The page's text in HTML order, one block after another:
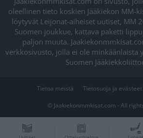
oleellinen tieto koskien Jääkiekon MM-
löytyvät Leijonat-aiheiset uutiset, MM
Suomen joukkue, kattava paketti
paljon muuta.
verkkosivusto, jolla ei ole minkäänlaista
Suomen
Tietoa meistä Tietosuoja ja evästeet
© Jaakiekonmmkisat.com - All